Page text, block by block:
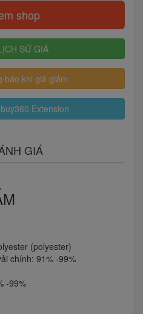
shop
SỬ GIÁ
báo khi giá giảm
Extension
GIÁ
(polyester)
chính: 91% -99%
-99%